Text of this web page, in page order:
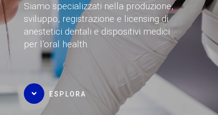
Siamo specializzati nella produzione,
sviluppo, registrazione e licensing di
anestetici dentali e dispositivi medici
per l’oral health.
ESPLORA